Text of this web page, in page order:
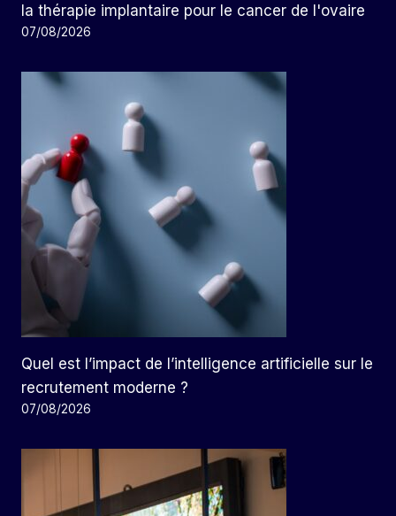
la thérapie implantaire pour le cancer de l'ovaire
07/08/2026
Quel est l’impact de l’intelligence artificielle sur le
recrutement moderne ?
07/08/2026